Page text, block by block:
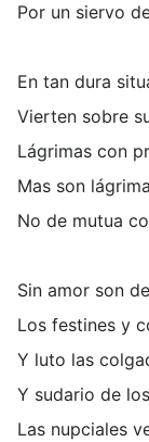
Por un siervo
En tan dura
Vierten sobre
Lágrimas con
Mas son
No de mutua
Sin amor son
Los festines y
Y luto las
Y sudario de
Las nupciales